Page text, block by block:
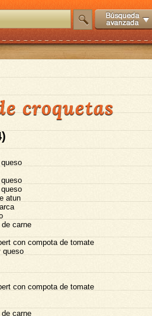
croquetas
atun
carne
con compota de tomate
queso
con compota de tomate
carne